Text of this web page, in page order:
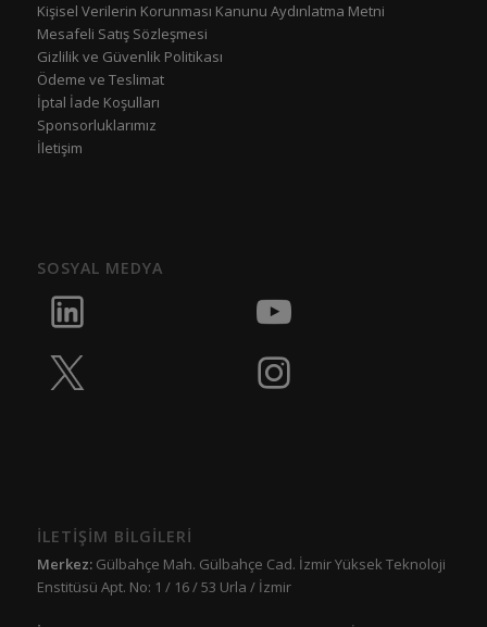
Kişisel Verilerin Korunması Kanunu Aydınlatma Metni
Mesafeli Satış Sözleşmesi
Gizlilik ve Güvenlik Politikası
Ödeme ve Teslimat
İptal İade Koşulları
Sponsorluklarımız
İletişim
SOSYAL MEDYA
İLETİŞİM BİLGİLERİ
Merkez:Gülbahçe Mah. Gülbahçe Cad. İzmir Yüksek Teknoloji
Enstitüsü Apt. No: 1 / 16 / 53 Urla / İzmir